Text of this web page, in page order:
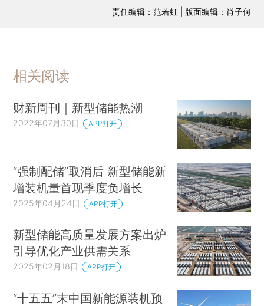
责任编辑：范若虹 | 版面编辑：肖子何
相关阅读
财新周刊｜新型储能热潮
2022年07月30日 APP打开
“强制配储”取消后 新型储能新
增装机量首现季度负增长
2025年04月24日 APP打开
新型储能高质量发展方案出炉
引导优化产业供需关系
2025年02月18日 APP打开
“十五五”末中国新能源装机预